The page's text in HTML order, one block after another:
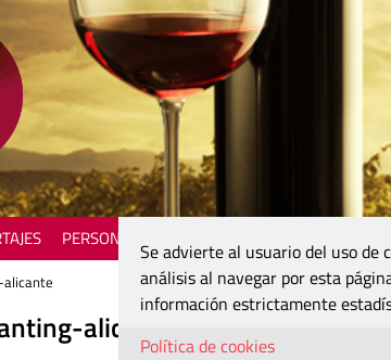
PERSONAJES
alicante
Se advierte al usuario del uso de
análisis al navegar por esta
información estrictamente
Política de cookies